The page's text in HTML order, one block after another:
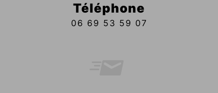
Téléphone
06 69 53 59 07